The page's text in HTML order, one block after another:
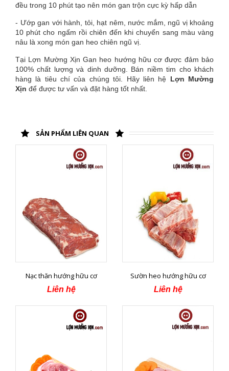
đều trong 10 phút tạo nên món gan trộn cực kỳ hấp dẫn
- Ướp gan với hành, tỏi, hạt nêm, nước mắm, ngũ vị khoảng
10 phút cho ngấm rồi chiên đến khi chuyển sang màu vàng
nâu là xong món gan heo chiên ngũ vị.
Tại Lợn Mường Xịn Gan heo hướng hữu cơ được đảm bảo
100% chất lượng và dinh dưỡng. Bán niềm tim cho khách
hàng là tiêu chí của chúng tôi. Hãy liên hệ Lợn Mường
Xịn để được tư vấn và đặt hàng tốt nhất.
SẢN PHẨM LIÊN QUAN
Nạc thăn hướng hữu cơ
Liên hệ
Sườn heo hướng hữu cơ
Liên hệ